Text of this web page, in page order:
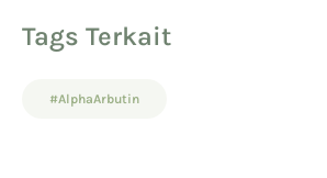
Tags Terkait
#AlphaArbutin